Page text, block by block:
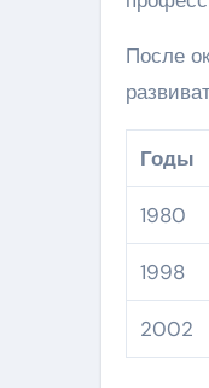
После
Годы
1980
1998
2002